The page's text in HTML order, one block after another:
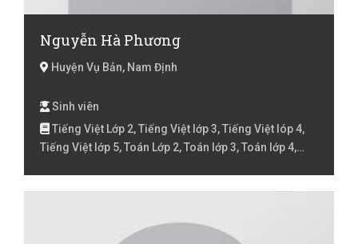
Nguyễn Hà Phương
Huyện Vụ Bản, Nam Định
Sinh viên
Tiếng Việt Lớp 2, Tiếng Việt lớp 3, Tiếng Việt lóp 4,
Tiếng Việt lớp 5, Toán Lớp 2, Toán lớp 3, Toán lớp 4,